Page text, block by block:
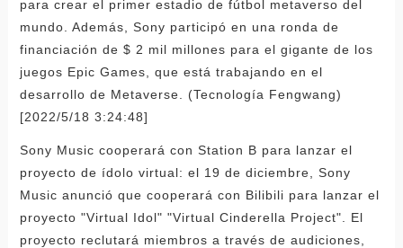
para crear el primer estadio de fútbol metaverso del
mundo. Además, Sony participó en una ronda de
financiación de $ 2 mil millones para el gigante de los
juegos Epic Games, que está trabajando en el
desarrollo de Metaverse. (Tecnología Fengwang)
[2022/5/18 3:24:48]
Sony Music cooperará con Station B para lanzar el
proyecto de ídolo virtual: el 19 de diciembre, Sony
Music anunció que cooperará con Bilibili para lanzar el
proyecto "Virtual Idol" "Virtual Cinderella Project". El
proyecto reclutará miembros a través de audiciones,